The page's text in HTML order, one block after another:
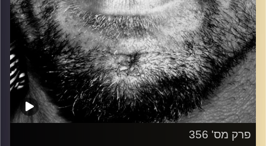
פרק מס' 356